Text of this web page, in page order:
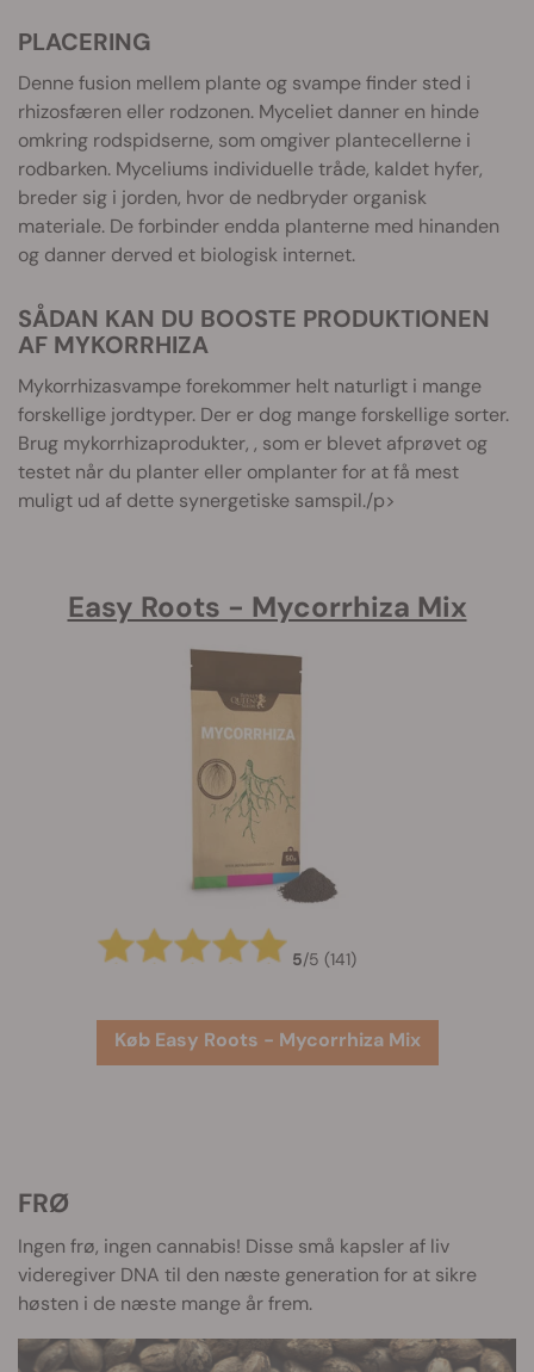
PLACERING
Denne fusion mellem plante og svampe finder sted i
rhizosfæren eller rodzonen. Myceliet danner en hinde
omkring rodspidserne, som omgiver plantecellerne i
rodbarken. Myceliums individuelle tråde, kaldet hyfer,
breder sig i jorden, hvor de nedbryder organisk
materiale. De forbinder endda planterne med hinanden
og danner derved et biologisk internet.
SÅDAN KAN DU BOOSTE PRODUKTIONEN
AF MYKORRHIZA
Mykorrhizasvampe forekommer helt naturligt i mange
forskellige jordtyper. Der er dog mange forskellige sorter.
Brug mykorrhizaprodukter, , som er blevet afprøvet og
testet når du planter eller omplanter for at få mest
muligt ud af dette synergetiske samspil./p>
Easy Roots - Mycorrhiza Mix
5/5 (141)
Køb Easy Roots - Mycorrhiza Mix
FRØ
Ingen frø, ingen cannabis! Disse små kapsler af liv
videregiver DNA til den næste generation for at sikre
høsten i de næste mange år frem.